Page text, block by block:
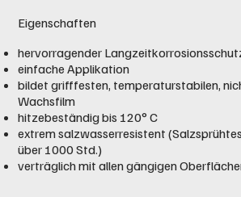
Eigenschaften
hervorragender
einfache Applikation
bildet grifffesten, temperaturstabilen,
Wachsfilm
hitzebeständig bis 120° C
extrem salzwasserresistent
über 1000 Std.)
verträglich mit allen gängigen